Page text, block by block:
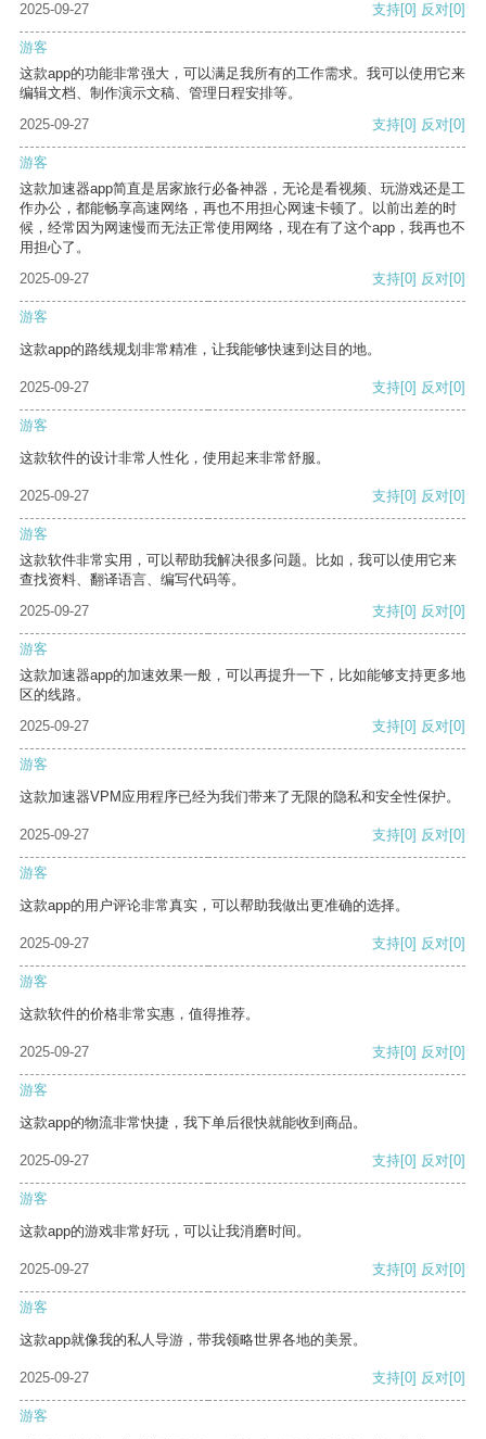
2025-09-27 支持[0] 反对[0]
游客
这款app的功能非常强大，可以满足我所有的工作需求。我可以使用它来
编辑文档、制作演示文稿、管理日程安排等。
2025-09-27
支持[0] 反对[0]
游客
这款加速器app简直是居家旅行必备神器，无论是看视频、玩游戏还是工
作办公，都能畅享高速网络，再也不用担心网速卡顿了。以前出差的时
候，经常因为网速慢而无法正常使用网络，现在有了这个app，我再也不
用担心了。
2025-09-27
支持[0] 反对[0]
游客
这款app的路线规划非常精准，让我能够快速到达目的地。
2025-09-27 支持[0] 反对[0]
游客
这款软件的设计非常人性化，使用起来非常舒服。
2025-09-27 支持[0] 反对[0]
游客
这款软件非常实用，可以帮助我解决很多问题。比如，我可以使用它来
查找资料、翻译语言、编写代码等。
2025-09-27
支持[0] 反对[0]
游客
这款加速器app的加速效果一般，可以再提升一下，比如能够支持更多地
区的线路。
2025-09-27
支持[0] 反对[0]
游客
这款加速器VPM应用程序已经为我们带来了无限的隐私和安全性保护。
2025-09-27 支持[0] 反对[0]
游客
这款app的用户评论非常真实，可以帮助我做出更准确的选择。
2025-09-27 支持[0] 反对[0]
游客
这款软件的价格非常实惠，值得推荐。
2025-09-27 支持[0] 反对[0]
游客
这款app的物流非常快捷，我下单后很快就能收到商品。
2025-09-27 支持[0] 反对[0]
游客
这款app的游戏非常好玩，可以让我消磨时间。
2025-09-27 支持[0] 反对[0]
游客
这款app就像我的私人导游，带我领略世界各地的美景。
2025-09-27 支持[0] 反对[0]
游客